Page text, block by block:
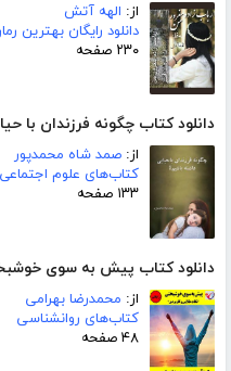
از: الهه آتش
دانلود رایگان بهترین
۲۳۰ صفحه
دانلود کتاب چگونه فرزندان با
از: صمد شاه محمدپور
کتاب‌های علوم اجتماعی
۱۳۳ صفحه
دانلود کتاب پیش به سوی
از: محمدرضا بهرامی
کتاب‌های روانشناسی
۴۸ صفحه